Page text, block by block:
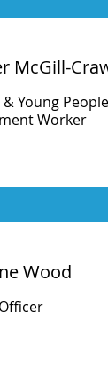
McGill-
Young
Worker
Wood